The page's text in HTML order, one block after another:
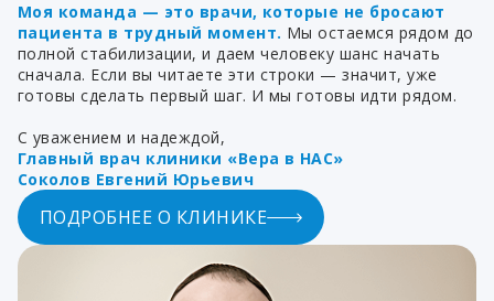
Моя команда — это врачи, которые не бросают
пациента в трудный момент. Мы остаемся рядом до
полной стабилизации, и даем человеку шанс начать
сначала. Если вы читаете эти строки — значит, уже
готовы сделать первый шаг. И мы готовы идти рядом.
С уважением и надеждой,
Главный врач клиники «Вера в НАС»
Соколов Евгений Юрьевич
ПОДРОБНЕЕ О КЛИНИКЕ